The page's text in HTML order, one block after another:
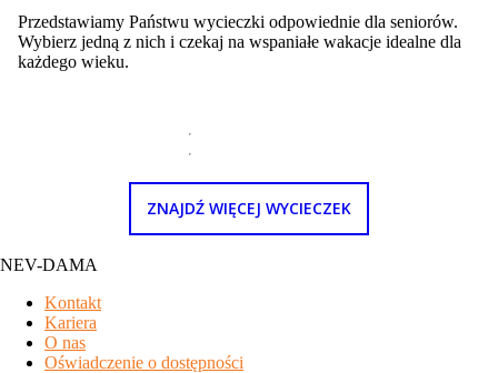
Przedstawiamy Państwu wycieczki odpowiednie dla seniorów.
Wybierz jedną z nich i czekaj na wspaniałe wakacje idealne dla
każdego wieku.
ZNAJDŹ WIĘCEJ WYCIECZEK
NEV-DAMA
Kontakt
Kariera
O nas
Oświadczenie o dostępności